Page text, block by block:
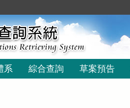
系 綜合查詢 草案預告